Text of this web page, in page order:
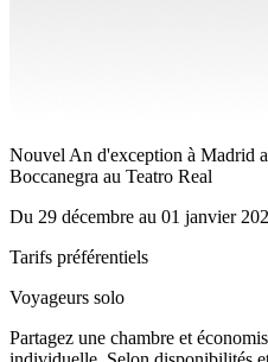
Nouvel An d'exception à Madrid
Boccanegra au Teatro Real
Du 29 décembre au 01 janvier
Tarifs préférentiels
Voyageurs solo
Partagez une chambre et